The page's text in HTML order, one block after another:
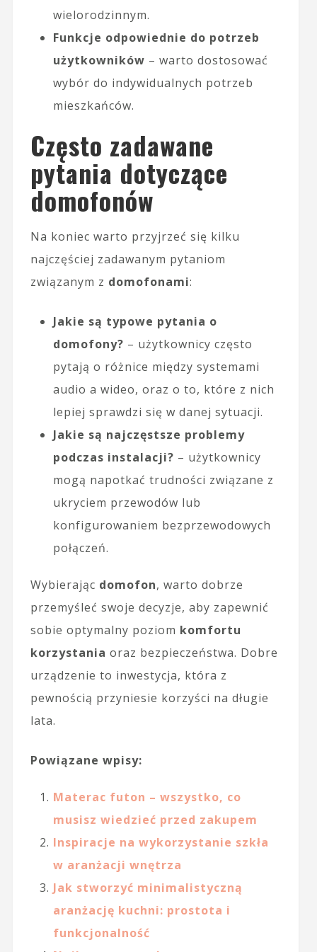
wielorodzinnym.
Funkcje odpowiednie do potrzeb
użytkowników – warto dostosować
wybór do indywidualnych potrzeb
mieszkańców.
Często zadawane
pytania dotyczące
domofonów
Na koniec warto przyjrzeć się kilku
najczęściej zadawanym pytaniom
związanym z domofonami:
Jakie są typowe pytania o
domofony? – użytkownicy często
pytają o różnice między systemami
audio a wideo, oraz o to, które z nich
lepiej sprawdzi się w danej sytuacji.
Jakie są najczęstsze problemy
podczas instalacji? – użytkownicy
mogą napotkać trudności związane z
ukryciem przewodów lub
konfigurowaniem bezprzewodowych
połączeń.
Wybierając domofon, warto dobrze
przemyśleć swoje decyzje, aby zapewnić
sobie optymalny poziom komfortu
korzystania oraz bezpieczeństwa. Dobre
urządzenie to inwestycja, która z
pewnością przyniesie korzyści na długie
lata.
Powiązane wpisy:
Materac futon – wszystko, co
musisz wiedzieć przed zakupem
Inspiracje na wykorzystanie szkła
w aranżacji wnętrza
Jak stworzyć minimalistyczną
aranżację kuchni: prostota i
funkcjonalność